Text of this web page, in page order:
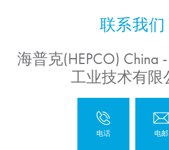
海普克(HEPCO) China
工业技术有限